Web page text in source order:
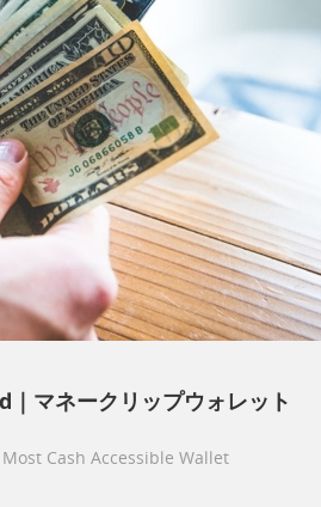
マネークリップウォレット
Cash Accessible Wallet